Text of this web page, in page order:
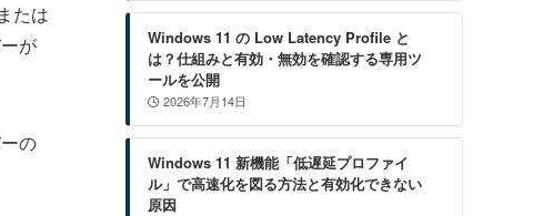
たは
が
の
Windows 11 の Low Latency Profile と
は？仕組みと有効・無効を確認する専用ツ
ールを公開
2026年7月14日
Windows 11 新機能「低遅延プロファイ
ル」で高速化を図る方法と有効化できない
原因